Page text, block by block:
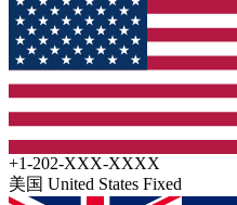
+1-202-XXX-XXXX
美国 United States Fixed